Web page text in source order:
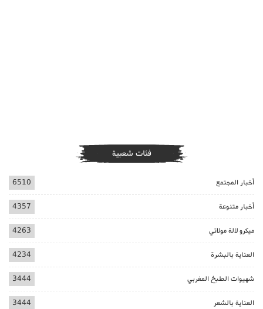
فئات شعبية
أخبار المجتمع 6510
أخبار متنوعة 4357
ميكرو لالة مولاتي 4263
العناية بالبشرة 4234
شهيوات الطبخ المغربي 3444
العناية بالشعر 3444